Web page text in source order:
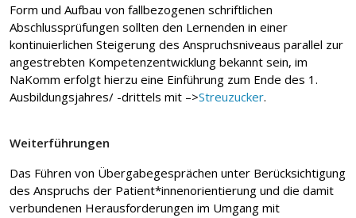
Form und Aufbau von fallbezogenen schriftlichen
Abschlussprüfungen sollten den Lernenden in einer
kontinuierlichen Steigerung des Anspruchsniveaus parallel zur
angestrebten Kompetenzentwicklung bekannt sein, im
NaKomm erfolgt hierzu eine Einführung zum Ende des 1.
Ausbildungsjahres/ -drittels mit –>Streuzucker.
Weiterführungen
Das Führen von Übergabegesprächen unter Berücksichtigung
des Anspruchs der Patient*innenorientierung und die damit
verbundenen Herausforderungen im Umgang mit